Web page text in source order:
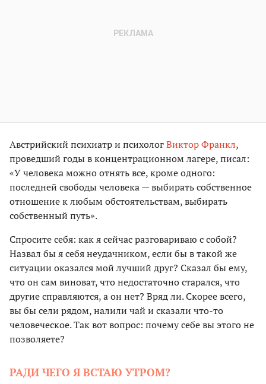
Австрийский психиатр и психологВиктор Франкл,
проведший годы в концентрационном лагере, писал:
«У человека можно отнять все, кроме одного:
последней свободы человека — выбирать собственное
отношение к любым обстоятельствам, выбирать
собственный путь».
Спросите себя: как я сейчас разговариваю с собой?
Назвал бы я себя неудачником, если бы в такой же
ситуации оказался мой лучший друг? Сказал бы ему,
что он сам виноват, что недостаточно старался, что
другие справляются, а он нет? Вряд ли. Скорее всего,
вы бы сели рядом, налили чай и сказали что-то
человеческое. Так вот вопрос: почему себе вы этого не
позволяете?
РАДИ ЧЕГО Я ВСТАЮ УТРОМ?